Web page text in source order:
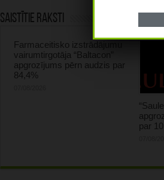
Saistītie raksti
Farmaceitisko izstrādājumu
vairumtirgotāja “Baltacon”
apgrozījums pērn audzis par
84,4%
par